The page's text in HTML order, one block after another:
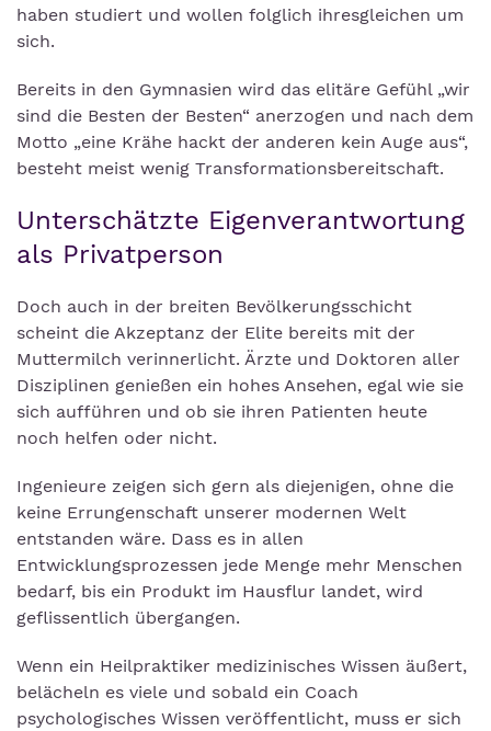
haben studiert und wollen folglich ihresgleichen um
sich.
Bereits in den Gymnasien wird das elitäre Gefühl „wir
sind die Besten der Besten“ anerzogen und nach dem
Motto „eine Krähe hackt der anderen kein Auge aus“,
besteht meist wenig Transformationsbereitschaft.
Unterschätzte Eigenverantwortung
als Privatperson
Doch auch in der breiten Bevölkerungsschicht
scheint die Akzeptanz der Elite bereits mit der
Muttermilch verinnerlicht. Ärzte und Doktoren aller
Disziplinen genießen ein hohes Ansehen, egal wie sie
sich aufführen und ob sie ihren Patienten heute
noch helfen oder nicht.
Ingenieure zeigen sich gern als diejenigen, ohne die
keine Errungenschaft unserer modernen Welt
entstanden wäre. Dass es in allen
Entwicklungsprozessen jede Menge mehr Menschen
bedarf, bis ein Produkt im Hausflur landet, wird
geflissentlich übergangen.
Wenn ein Heilpraktiker medizinisches Wissen äußert,
belächeln es viele und sobald ein Coach
psychologisches Wissen veröffentlicht, muss er sich